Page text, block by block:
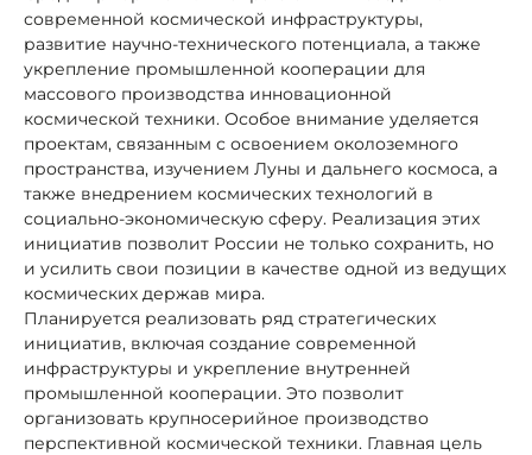
современной космической инфраструктуры,
развитие научно-технического потенциала, а также
укрепление промышленной кооперации для
массового производства инновационной
космической техники. Особое внимание уделяется
проектам, связанным с освоением околоземного
пространства, изучением Луны и дальнего космоса, а
также внедрением космических технологий в
социально-экономическую сферу. Реализация этих
инициатив позволит России не только сохранить, но
и усилить свои позиции в качестве одной из ведущих
космических держав мира.
Планируется реализовать ряд стратегических
инициатив, включая создание современной
инфраструктуры и укрепление внутренней
промышленной кооперации. Это позволит
организовать крупносерийное производство
перспективной космической техники. Главная цель